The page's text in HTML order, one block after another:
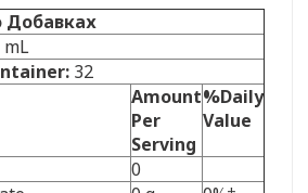
mL
32
Amount
Per
Serving
%Daily
Value
0